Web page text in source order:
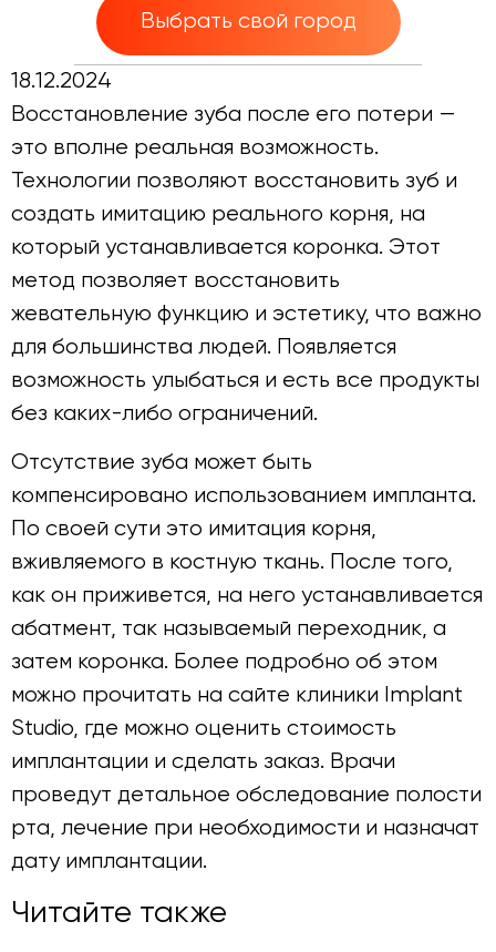
Выбрать свой город
18.12.2024
Восстановление зуба после его потери —
это вполне реальная возможность.
Технологии позволяют восстановить зуб и
создать имитацию реального корня, на
который устанавливается коронка. Этот
метод позволяет восстановить
жевательную функцию и эстетику, что важно
для большинства людей. Появляется
возможность улыбаться и есть все продукты
без каких-либо ограничений.
Отсутствие зуба может быть
компенсировано использованием импланта.
По своей сути это имитация корня,
вживляемого в костную ткань. После того,
как он приживется, на него устанавливается
абатмент, так называемый переходник, а
затем коронка. Более подробно об этом
можно прочитать на сайте клиники Implant
Studio, где можно оценить стоимость
имплантации и сделать заказ. Врачи
проведут детальное обследование полости
рта, лечение при необходимости и назначат
дату имплантации.
Читайте также